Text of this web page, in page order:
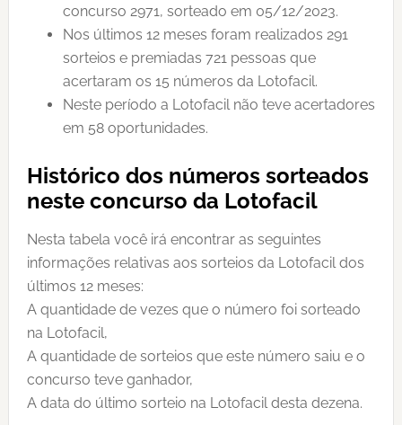
concurso 2971, sorteado em 05/12/2023.
Nos últimos 12 meses foram realizados 291
sorteios e premiadas 721 pessoas que
acertaram os 15 números da Lotofacil.
Neste período a Lotofacil não teve acertadores
em 58 oportunidades.
Histórico dos números sorteados
neste concurso da Lotofacil
Nesta tabela você irá encontrar as seguintes
informações relativas aos sorteios da Lotofacil dos
últimos 12 meses:
A quantidade de vezes que o número foi sorteado
na Lotofacil,
A quantidade de sorteios que este número saiu e o
concurso teve ganhador,
A data do último sorteio na Lotofacil desta dezena.